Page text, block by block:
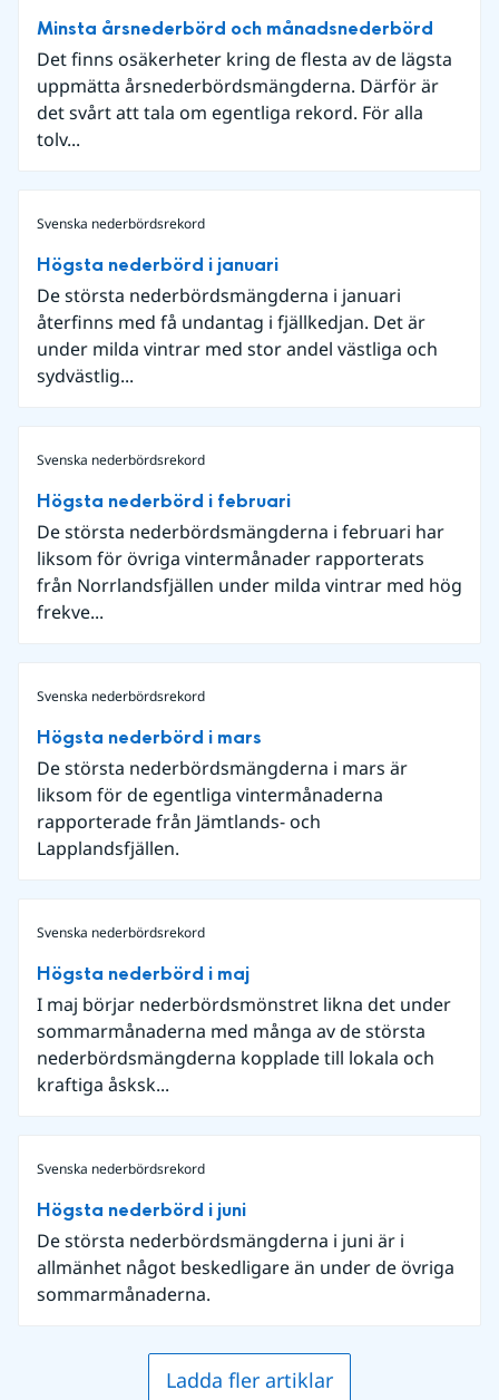
Minsta årsnederbörd och månadsnederbörd
Det finns osäkerheter kring de flesta av de lägsta
uppmätta årsnederbördsmängderna. Därför är
det svårt att tala om egentliga rekord. För alla
tolv...
Svenska nederbördsrekord
Högsta nederbörd i januari
De största nederbördsmängderna i januari
återfinns med få undantag i fjällkedjan. Det är
under milda vintrar med stor andel västliga och
sydvästlig...
Svenska nederbördsrekord
Högsta nederbörd i februari
De största nederbördsmängderna i februari har
liksom för övriga vintermånader rapporterats
från Norrlandsfjällen under milda vintrar med hög
frekve...
Svenska nederbördsrekord
Högsta nederbörd i mars
De största nederbördsmängderna i mars är
liksom för de egentliga vintermånaderna
rapporterade från Jämtlands- och
Lapplandsfjällen.
Svenska nederbördsrekord
Högsta nederbörd i maj
I maj börjar nederbördsmönstret likna det under
sommarmånaderna med många av de största
nederbördsmängderna kopplade till lokala och
kraftiga åsksk...
Svenska nederbördsrekord
Högsta nederbörd i juni
De största nederbördsmängderna i juni är i
allmänhet något beskedligare än under de övriga
sommarmånaderna.
Ladda fler artiklar